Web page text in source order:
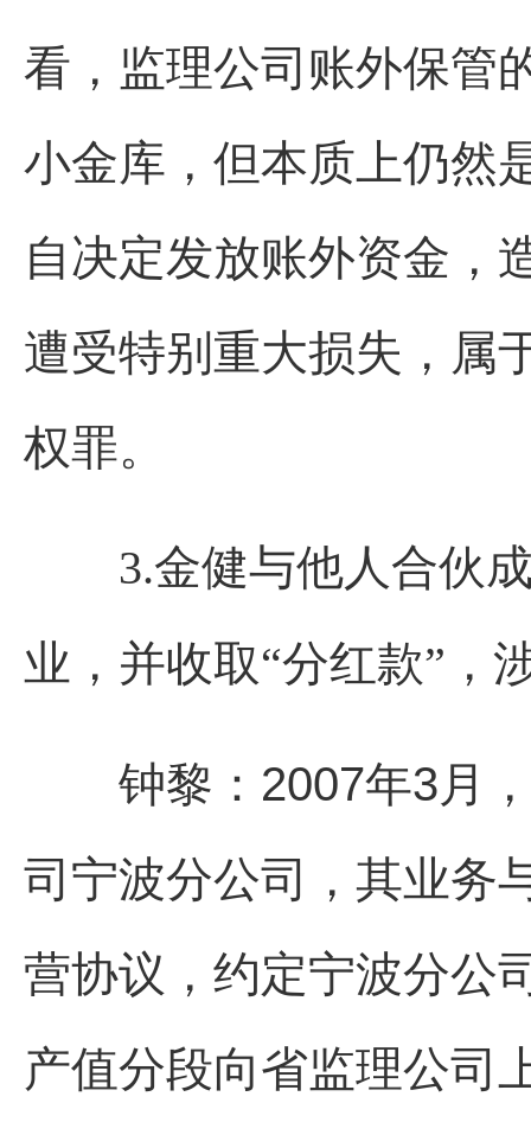
看，监理公司账外保管
小金库，但本质上仍然
自决定发放账外资金，
遭受特别重大损失，属
权罪。
3.金健与他人合伙
业，并收取“分红款”，
钟黎：2007年3月，
司宁波分公司，其业务
营协议，约定宁波分公
产值分段向省监理公司